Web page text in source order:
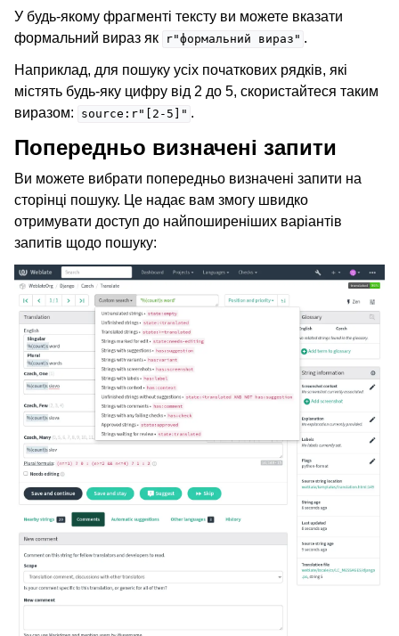
У будь-якому фрагменті тексту ви можете вказати
формальний вираз як
r"формальний вираз" .
Наприклад, для пошуку усіх початкових рядків, які
містять будь-яку цифру від 2 до 5, скористайтеся таким
виразом:
source:r"[2-5]" .
Попередньо визначені запити
Ви можете вибрати попередньо визначені запити на
сторінці пошуку. Це надає вам змогу швидко
отримувати доступ до найпоширеніших варіантів
запитів щодо пошуку: